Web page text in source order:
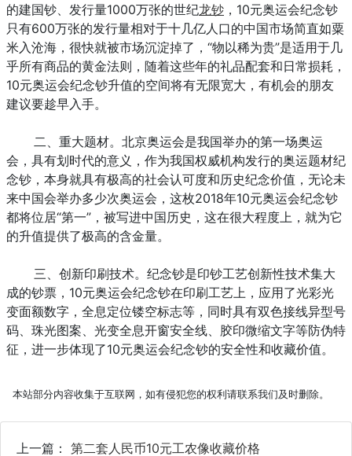
的建国钞、发行量1000万张的世纪龙钞 ， 10元奥运会纪念钞
只有600万张的发行量相对于十几亿人口的中国市场简直如粟
米入沧海，很快就被市场沉淀掉了，“物以稀为贵”是适用于几
乎所有商品的黄金法则，随着这些年的礼品配套和日常损耗，
10元奥运会纪念钞升值的空间将有无限宽大，有机会的朋友
建议要趁早入手。
二、重大题材。北京奥运会是我国举办的第一场奥运
会，具有划时代的意义，作为我国权威机构发行的奥运题材纪
念钞，本身就具有极高的社会认可度和历史纪念价值，无论未
来中国会举办多少次奥运会，这枚2018年10元奥运会纪念钞
都将位居“第一”，被写进中国历史，这在很大程度上，就为它
的升值提供了极高的含金量。
三、创新印刷技术。纪念钞是印钞工艺创新性技术集大
成的钞票， 10元奥运会纪念钞在印刷工艺上，应用了光彩光
变面额数字，全息定位镂空标志等，同时具有双色接线异型号
码、珠光图案、光变全息开窗安全线、胶印微缩文字等防伪特
征，进一步体现了10元奥运会纪念钞的安全性和收藏价值。
本站部分内容收集于互联网，如有侵犯您的权利请联系我们及时删除。
上一篇： 第二套人民币10元工农像收藏价格